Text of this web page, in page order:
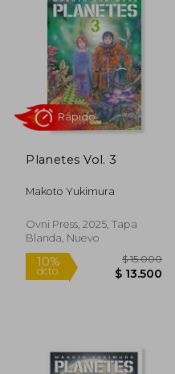
10% $ 20.000
Planetes Vol. 3
Makoto Yukimura
Ovni Press, 2025, Tapa
Blanda, Nuevo
Rápido